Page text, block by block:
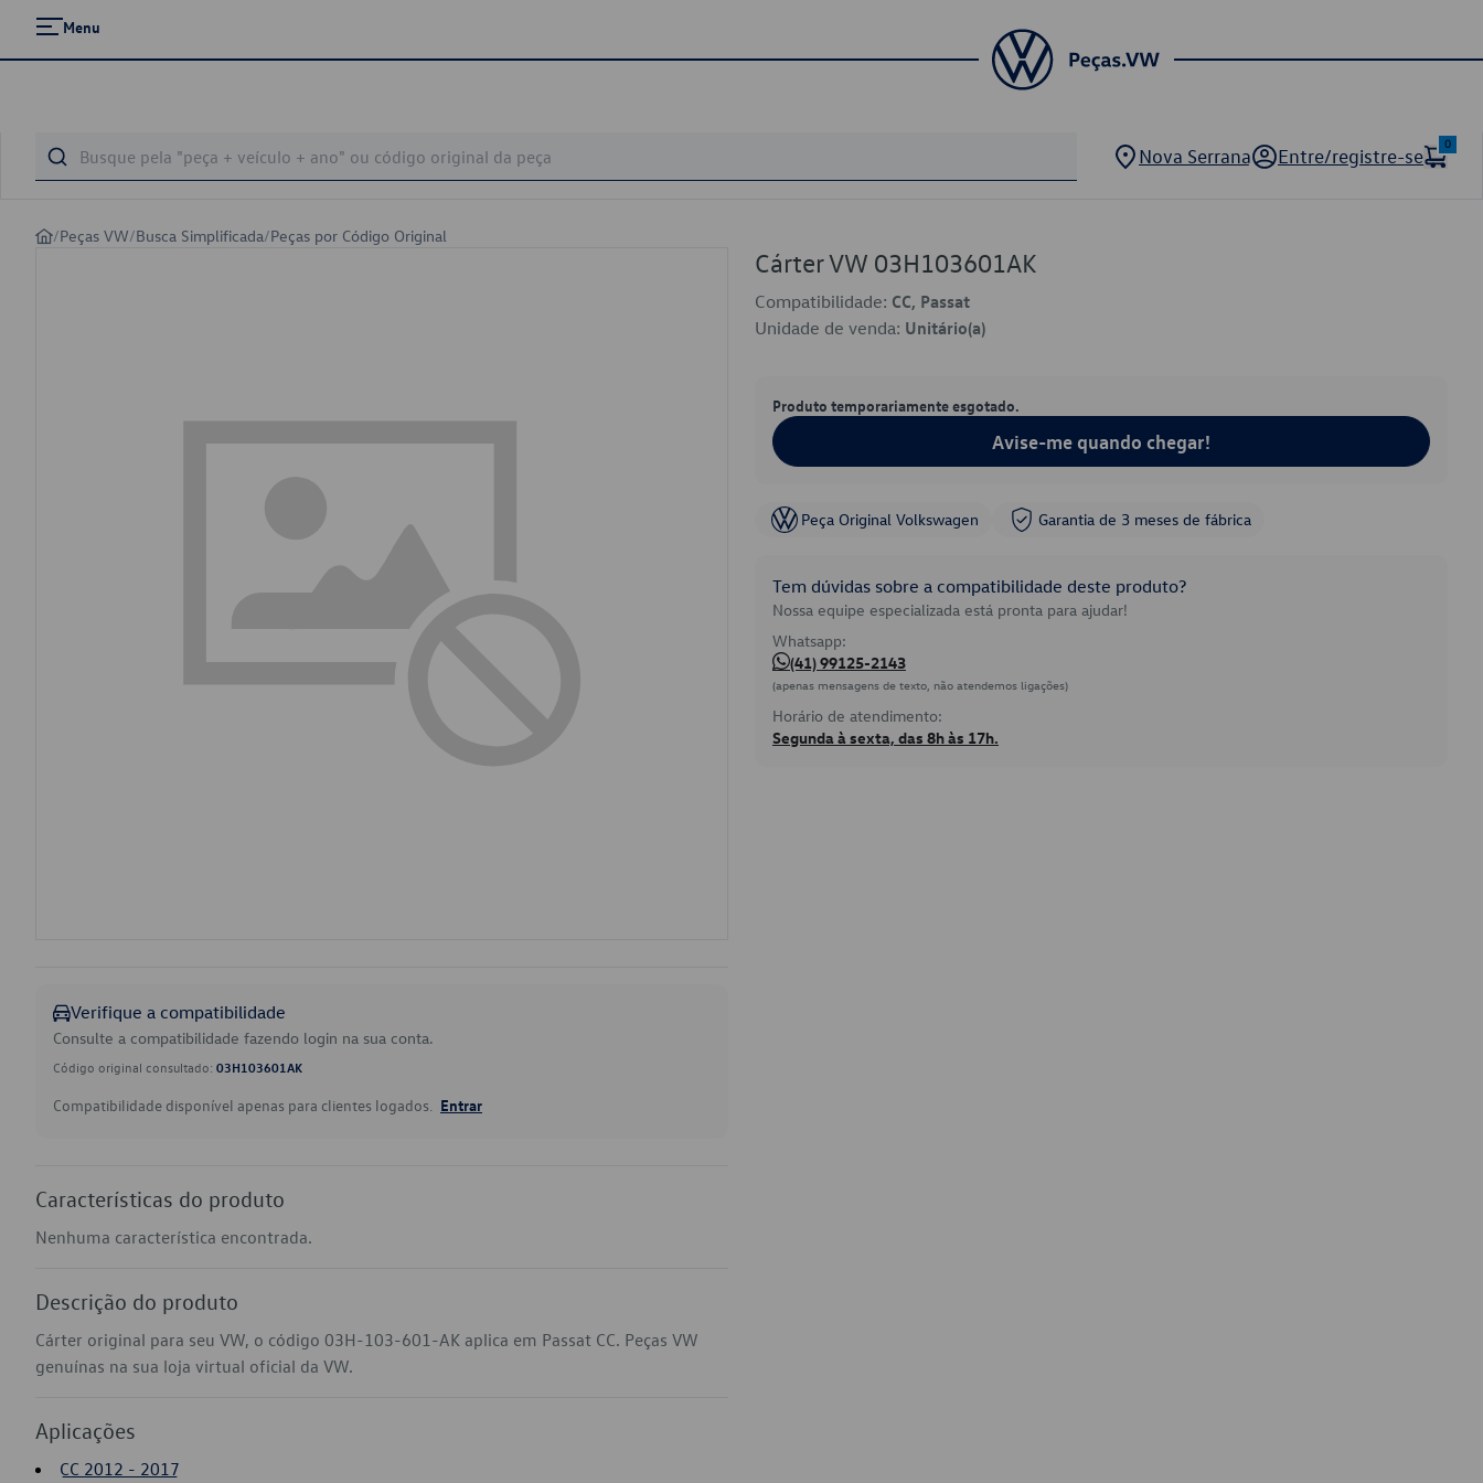
Menu
Nova Serrana Entre/registre-se
0
/Peças VW/Busca Simplificada/Peças por Código Original
Verifique a compatibilidade
Consulte a compatibilidade fazendo login na sua conta.
Código original consultado: 03H103601AK
Compatibilidade disponível apenas para clientes logados. Entrar
Características do produto
Nenhuma característica encontrada.
Descrição do produto
Cárter original para seu VW, o código 03H-103-601-AK aplica em Passat CC. Peças VW
genuínas na sua loja virtual oficial da VW.
Aplicações
CC 2012 - 2017
Cárter VW 03H103601AK
Compatibilidade: CC, Passat
Unidade de venda: Unitário(a)
Produto temporariamente esgotado.
Avise-me quando chegar!
Peça Original Volkswagen Garantia de 3 meses de fábrica
Tem dúvidas sobre a compatibilidade deste produto?
Nossa equipe especializada está pronta para ajudar!
Whatsapp:
(41) 99125-2143
(apenas mensagens de texto, não atendemos ligações)
Horário de atendimento:
Segunda à sexta, das 8h às 17h.